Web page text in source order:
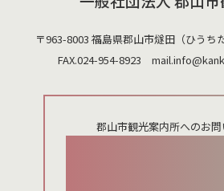
〒963-8003 福島県郡山市燧田（ひう
FAX.024-954-8923 mail.
郡山市観光案内所へのお